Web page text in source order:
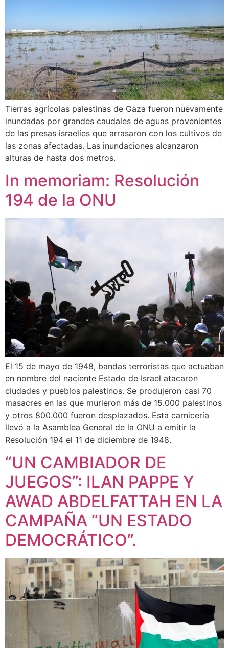
Tierras agrícolas palestinas de Gaza fueron nuevamente
inundadas por grandes caudales de aguas provenientes
de las presas israelíes que arrasaron con los cultivos de
las zonas afectadas. Las inundaciones alcanzaron
alturas de hasta dos metros.
In memoriam: Resolución
194 de la ONU
El 15 de mayo de 1948, bandas terroristas que actuaban
en nombre del naciente Estado de Israel atacaron
ciudades y pueblos palestinos. Se produjeron casi 70
masacres en las que murieron más de 15.000 palestinos
y otros 800.000 fueron desplazados. Esta carnicería
llevó a la Asamblea General de la ONU a emitir la
Resolución 194 el 11 de diciembre de 1948.
“UN CAMBIADOR DE
JUEGOS”: ILAN PAPPE Y
AWAD ABDELFATTAH EN LA
CAMPAÑA “UN ESTADO
DEMOCRÁTICO”.